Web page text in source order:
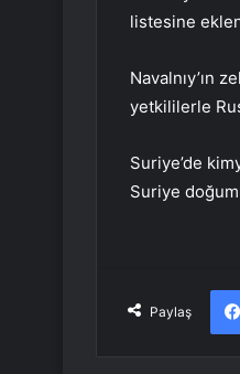
listesine
Navalnıy’ın
yetkililerle
Suriye’de
Suriye
Paylaş